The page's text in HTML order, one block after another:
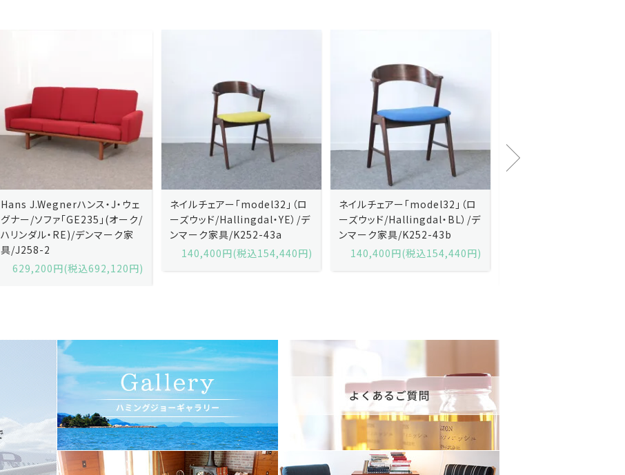
ネイルチェアー「model32」（ロ
ーズウッド/Hallingdal・YE）/デ
ンマーク家具/K252-43a
140,400円(税込154,440円)
ネイルチェアー「model32」（ロ
ーズウッド/Hallingdal・BL）/デ
ンマーク家具/K252-43b
140,400円(税込154,440円)
Kai Kristiansenカイ・クリスチ
ャンセン/ダイニングチェアー
「No.42」（ローズウッド・レザー
黒）/デンマーク家具/J252-57j